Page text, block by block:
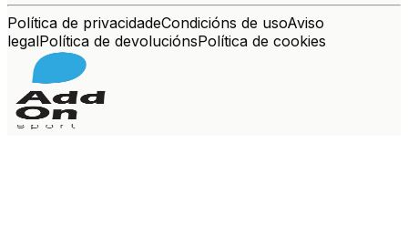
Política de privacidadeCondicións de usoAviso
legalPolítica de devoluciónsPolítica de cookies